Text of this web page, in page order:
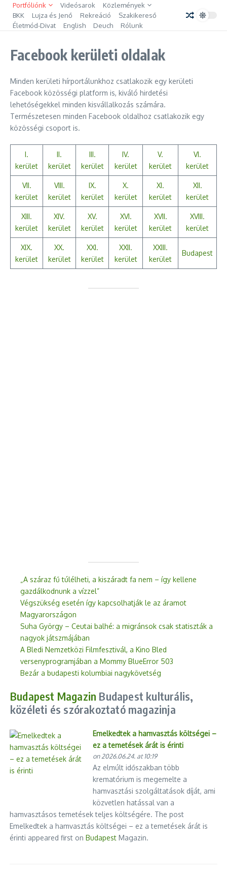
Ugrás a tartalomhoz
Portfóliónk Videósarok
Közlemények
BKK
Lujza és Jenő Rekreáció
Szakikereső
Életmód-Divat
English Deuch Rólunk
Facebook kerületi oldalak
Minden kerületi hírportálunkhoz csatlakozik egy kerületi
Facebook közösségi platform is, kiváló hirdetési
lehetőségekkel minden kisvállalkozás számára.
Természetesen minden Facebook oldalhoz csatlakozik egy
közösségi csoport is.
I.
kerület
II.
kerület
III.
kerület
IV.
kerület
V.
kerület
VI.
kerület
VII.
kerület
VIII.
kerület
IX.
kerület
X.
kerület
XI.
kerület
XII.
kerület
XIII.
kerület
XIV.
kerület
XV.
kerület
XVI.
kerület
XVII.
kerület
XVIII.
kerület
XIX.
kerület
XX.
kerület
XXI.
kerület
XXII.
kerület
XXIII.
kerület
Budapest
„A száraz fű túlélheti, a kiszáradt fa nem – így kellene
gazdálkodnunk a vízzel”
Végszükség esetén így kapcsolhatják le az áramot
Magyarországon
Suha György – Ceutai balhé: a migránsok csak statiszták a
nagyok játszmájában
A Bledi Nemzetközi Filmfesztivál, a Kino Bled
versenyprogramjában a Mommy BlueError 503
Bezár a budapesti kolumbiai nagykövetség
Budapest Magazin Budapest kulturális,
közéleti és szórakoztató magazinja
Emelkedtek a hamvasztás költségei –
ez a temetések árát is érinti
on 2026.06.24. at 10:19
Az elmúlt időszakban több
krematórium is megemelte a
hamvasztási szolgáltatások díját, ami
közvetlen hatással van a
hamvasztásos temetések teljes költségére. The post
Emelkedtek a hamvasztás költségei – ez a temetések árát is
érinti appeared first onBudapest Magazin.